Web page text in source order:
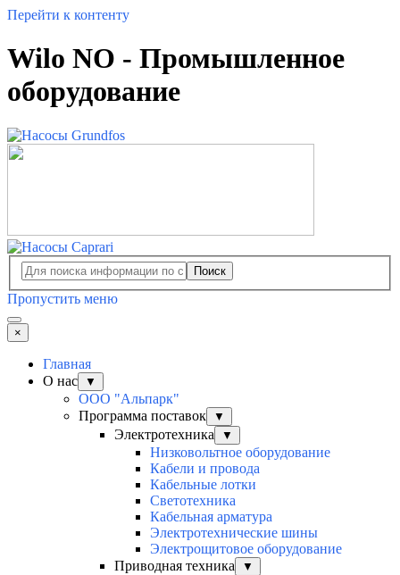
Перейти к контенту
Wilo NO - Промышленное
оборудование
Поиск
Пропустить меню
×
Главная
О нас
▼
ООО "Альпарк"
Программа поставок
▼
Электротехника ▼
Низковольтное оборудование
Кабели и провода
Кабельные лотки
Светотехника
Кабельная арматура
Электротехнические шины
Электрощитовое оборудование
Приводная техника
▼